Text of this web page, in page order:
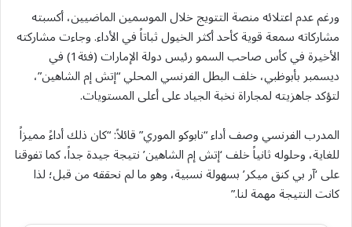
ورغم عدم اعتلائه منصة التتويج خلال الموسمين الماضيين، أكسبته
مشاركاته سمعة قوية كأحد أكثر الخيول ثباتاً في الأداء. وجاءت مشاركته
الأخيرة في كأس صاحب السمو رئيس دولة الإمارات (فئة1) في
ديسمبر بأبوظبي، خلف البطل الفرنسي المحلي “إتش إم الشاهين”،
لتؤكد جاهزيته لمجاراة نخبة الجياد على أعلى المستويات.
المدرب الفرنسي وصف أداء “نابوكو الموري” قائلاً: “كان ذلك أداءً مميزاً
للغاية، وحلوله ثانياً خلف ‘إتش إم الشاهين’ نتيجة جيدة جداً، كما تفوقنا
على ‘آر بي كنق ميكر’ بسهولة نسبية، وهو ما لم نحققه من قبل؛ لذا
كانت النتيجة مهمة لنا.”